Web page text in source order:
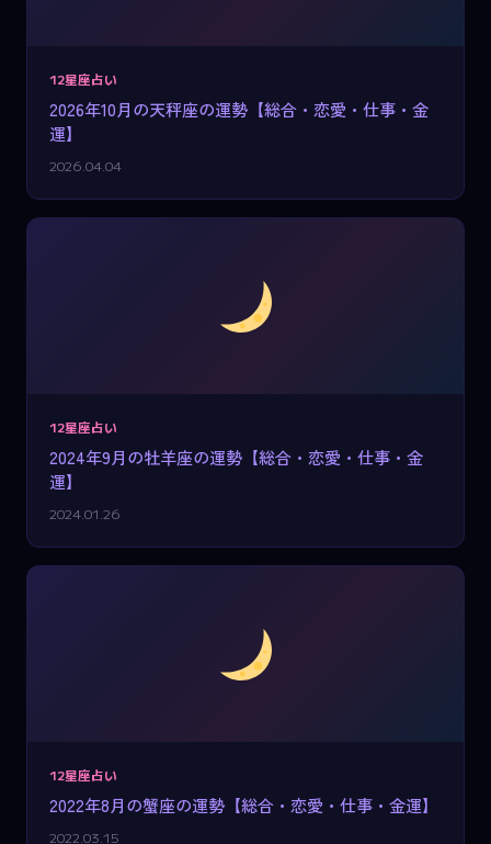
12星座占い
2026年10月の天秤座の運勢【総合・恋愛・仕事・金
運】
2026.04.04
12星座占い
2024年9月の牡羊座の運勢【総合・恋愛・仕事・金
運】
2024.01.26
12星座占い
2022年8月の蟹座の運勢【総合・恋愛・仕事・金運】
2022.03.15